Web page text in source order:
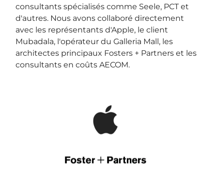
consultants spécialisés comme Seele, PCT et
d'autres. Nous avons collaboré directement
avec les représentants d'Apple, le client
Mubadala, l'opérateur du Galleria Mall, les
architectes principaux Fosters + Partners et les
consultants en coûts AECOM.